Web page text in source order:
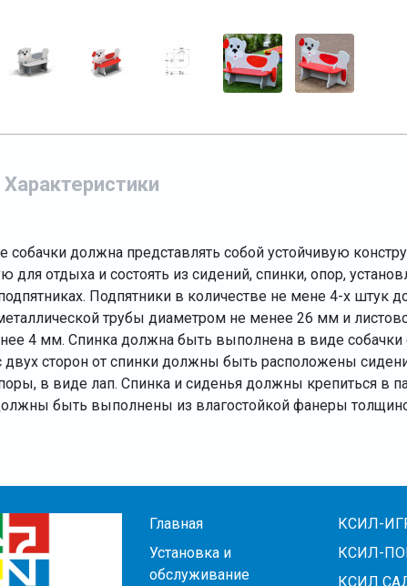
Характеристики
собачки должна представлять собой устойчивую
для отдыха и состоять из сидений, спинки, опор,
Подпятники в количестве не мене 4-х штук
трубы диаметром не менее 26 мм и
4 мм. Спинка должна быть выполнена в виде
сторон от спинки должны быть расположены
в виде лап. Спинка и сиденья должны крепиться в
быть выполнены из влагостойкой фанеры
Главная
Установка и
обслуживание
КСИЛ-
КСИЛ-
КСИЛ